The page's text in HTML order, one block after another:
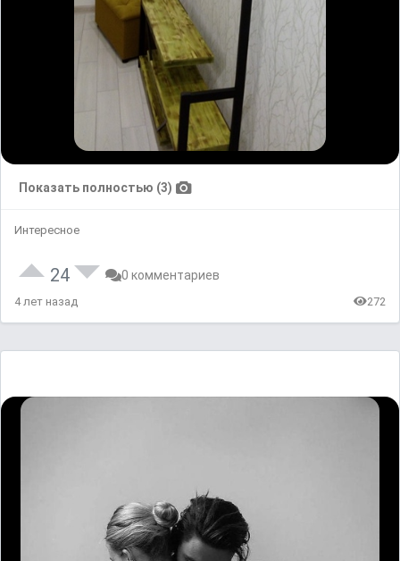
Показать полностью (3)
Интересное
24 0 комментариев
4 лет назад 272